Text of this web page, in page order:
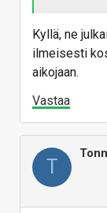
Kyllä, ne
ilmeisesti
aikojaan.
Vastaa
T